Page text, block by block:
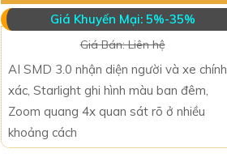
Giá Khuyến Mại: 5%-35%
Giá Bán: Liên hệ
AI SMD 3.0 nhận diện người và xe chính
xác, Starlight ghi hình màu ban đêm,
Zoom quang 4x quan sát rõ ở nhiều
khoảng cách